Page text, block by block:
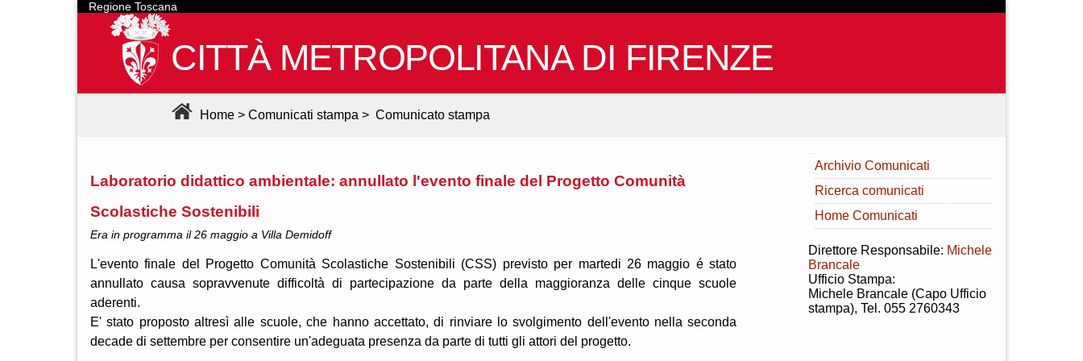
Regione Toscana
CITTÀ METROPOLITANA DI FIRENZE
Home > Comunicati stampa > Comunicato stampa
Laboratorio didattico ambientale: annullato l'evento finale del Progetto Comunità
Scolastiche Sostenibili
Era in programma il 26 maggio a Villa Demidoff
L'evento finale del Progetto Comunità Scolastiche Sostenibili (CSS) previsto per martedi 26 maggio é stato
annullato causa sopravvenute difficoltà di partecipazione da parte della maggioranza delle cinque scuole
aderenti.
E' stato proposto altresì alle scuole, che hanno accettato, di rinviare lo svolgimento dell'evento nella seconda
decade di settembre per consentire un'adeguata presenza da parte di tutti gli attori del progetto.
Archivio Comunicati
Ricerca comunicati
Home Comunicati
Direttore Responsabile: Michele
Brancale
Ufficio Stampa:
Michele Brancale (Capo Ufficio
stampa), Tel. 055 2760343